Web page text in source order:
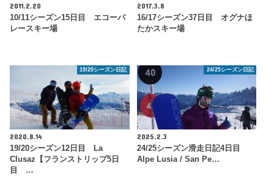
2011.2.20
10/11シーズン15日目 エコーバ
レースキー場
2017.3.8
16/17シーズン37日目 オグナほ
たかスキー場
19/20シーズン日記
2020.8.14
19/20シーズン12日目 La
Clusaz【フランストリップ5日
目 …
24/25シーズン日記
2025.2.3
24/25シーズン滑走日記4日目
Alpe Lusia / San Pe…